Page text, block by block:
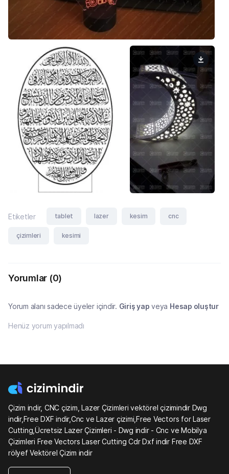
Etiketler tablet lazer kesim cnc
çizimleri kesimi
Yorumlar (0)
Yorum alanı sadece üyeler içindir. Giriş yap veya Hesap oluştur
Henüz yorum yapılmadı
Çizim indir, CNC çizim, Lazer Çizimleri vektörel çizimindir Dwg
indir,Free DXF indir,Cnc ve Lazer çizimi,Free Vectors for Laser
Cutting,Ücretsiz Lazer Çizimleri - Dwg indir - Cnc ve Mobilya
Çizimleri Free Vectors Laser Cutting Cdr Dxf indir Free DXF
rölyef Vektörel Çizim indir